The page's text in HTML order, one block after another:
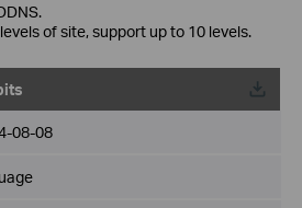
of site, support up to 10 levels.
Về
08-08